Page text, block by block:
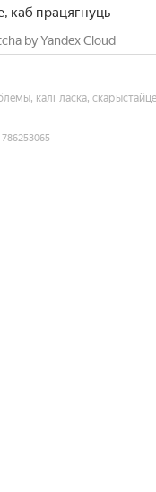
каб працягнуць
by Yandex Cloud
калі ласка, скарыстайце